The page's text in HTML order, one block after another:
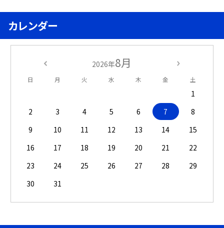
カレンダー
2026年8月
日 月 火 水 木 金 土
1
2
3 4 5 6 7
8
9
10 11 12 13 14
15
16
17 18 19 20 21
22
23
24 25 26 27 28
29
30
31